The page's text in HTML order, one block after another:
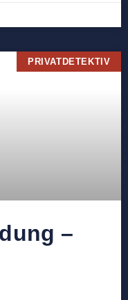
PRIVATDETEKTIV
–